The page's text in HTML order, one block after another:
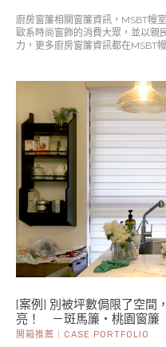
廚房窗簾相關窗簾資訊，MSBT幔
歐系時尚窗飾的消費大眾，並以親
力，更多廚房窗簾資訊都在MSBT
[案例] 別被坪數侷限了空間
亮！ －斑馬簾・桃園窗簾
開箱推薦｜CASE PORTFOLIO